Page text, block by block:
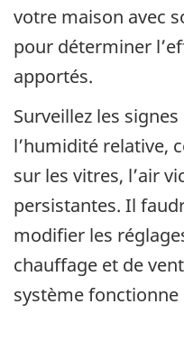
votre maison avec
pour déterminer
apportés.
Surveillez les
l’humidité relative,
sur les vitres, l’air
persistantes. Il
modifier les
chauffage et de
système